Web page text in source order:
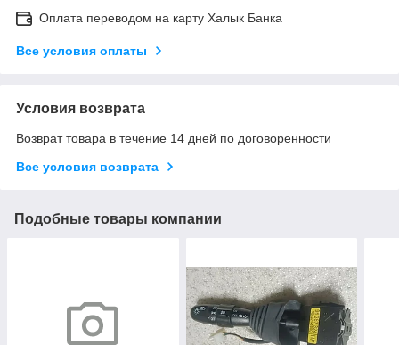
Оплата переводом на карту Халык Банка
Все условия оплаты
Условия возврата
Возврат товара в течение 14 дней по договоренности
Все условия возврата
Подобные товары компании